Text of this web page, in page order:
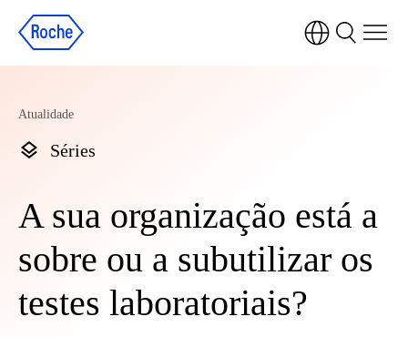
Atualidade
Séries
A sua organização está a
sobre ou a subutilizar os
testes laboratoriais?